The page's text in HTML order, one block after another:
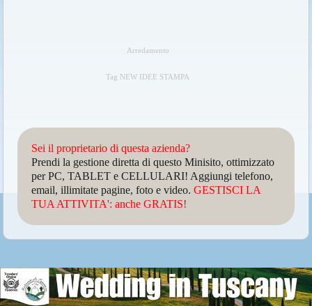
Arredamento
Tag NEW IDEE STAMPA
Sei il proprietario di questa azienda?
Prendi la gestione diretta di questo Minisito, ottimizzato
per PC, TABLET e CELLULARI! Aggiungi telefono,
email, illimitate pagine, foto e video.GESTISCI LA
TUA ATTIVITA': anche GRATIS!